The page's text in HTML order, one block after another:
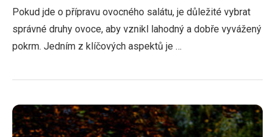
Pokud jde o přípravu ovocného salátu, je důležité vybrat
správné druhy ovoce, aby vznikl lahodný a dobře vyvážený
pokrm. Jedním z klíčových aspektů je …